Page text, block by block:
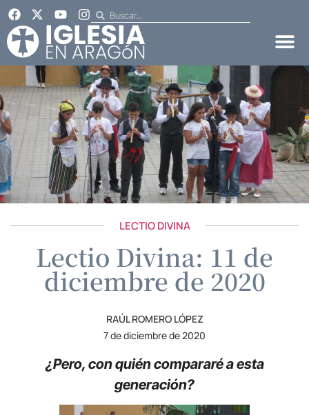
LECTIO DIVINA
Lectio Divina: 11 de
diciembre de 2020
RAÚL ROMERO LÓPEZ
7 de diciembre de 2020
¿Pero, con quién compararé a esta
generación?